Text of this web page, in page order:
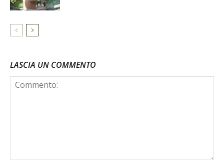
LASCIA UN COMMENTO